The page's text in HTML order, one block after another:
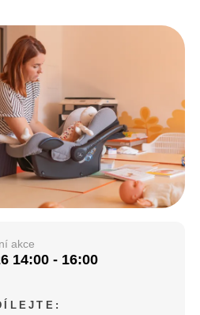
akce
14:00 - 16:00